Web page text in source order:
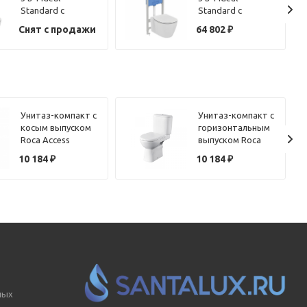
Standard с
унитазом
Снят с продажи
Standard с
унитазом
64 802₽
Унитаз-компакт с
косым выпуском
Roca Access
сиденьем
10 184₽
Унитаз-компакт с
горизонтальным
выпуском Roca
с сиденьем
10 184₽